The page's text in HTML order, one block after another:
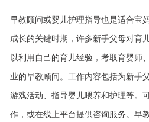
早教顾问或婴儿护理指导也是适合宝
成长的关键时期，许多新手父母对育
以利用自己的育儿经验，考取育婴师
业的早教顾问。工作内容包括为新手
游戏活动、指导婴儿喂养和护理等。
作，或在线上平台提供咨询服务。早